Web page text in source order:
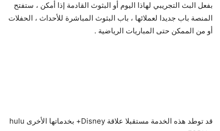
بفعل البث التجريبي لهاذا اليوم أو البثوث القادمة إذا أمكن ، ستفتح
المنصة باب جديدا لعملائها ، باب البثوث المباشرة للأحداث ، الحفلات
أو من الممكن حتى المباريات الرياضية .
قد توطد هذه الخدمة مستقبلا علاقة Disney+ بخدماتها الأخرى hulu